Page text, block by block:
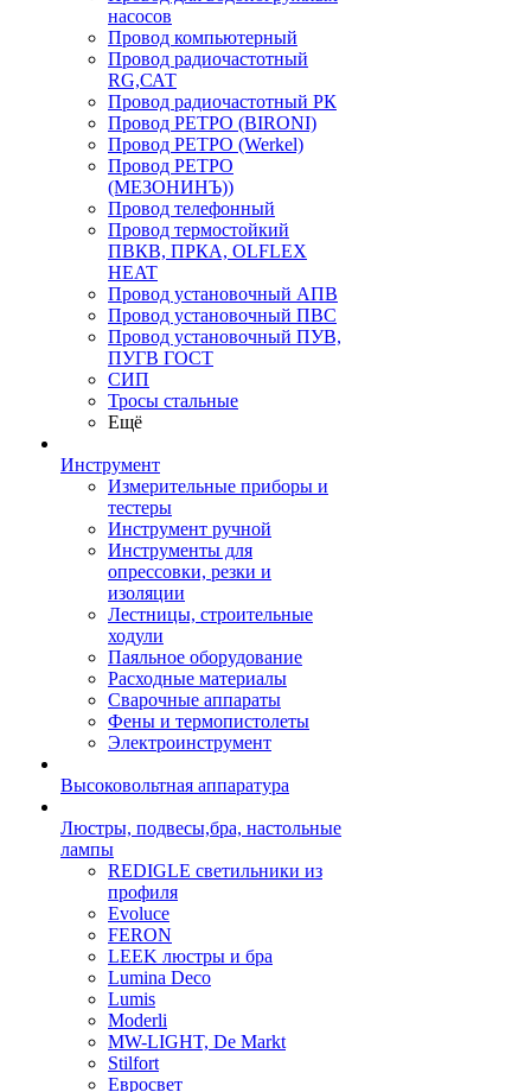
насосов
Провод компьютерный
Провод радиочастотный
RG,САТ
Провод радиочастотный РК
Провод РЕТРО (BIRONI)
Провод РЕТРО (Werkel)
Провод РЕТРО
(МЕЗОНИНЪ))
Провод телефонный
Провод термостойкий
ПВКВ, ПРКА, OLFLEX
HEAT
Провод установочный АПВ
Провод установочный ПВС
Провод установочный ПУВ,
ПУГВ ГОСТ
СИП
Тросы стальные
Ещё
Инструмент
Измерительные приборы и
тестеры
Инструмент ручной
Инструменты для
опрессовки, резки и
изоляции
Лестницы, строительные
ходули
Паяльное оборудование
Расходные материалы
Сварочные аппараты
Фены и термопистолеты
Электроинструмент
Высоковольтная аппаратура
Люстры, подвесы,бра, настольные
лампы
REDIGLE светильники из
профиля
Evoluce
FERON
LEEK люстры и бра
Lumina Deco
Lumis
Moderli
MW-LIGHT, De Markt
Stilfort
Евросвет